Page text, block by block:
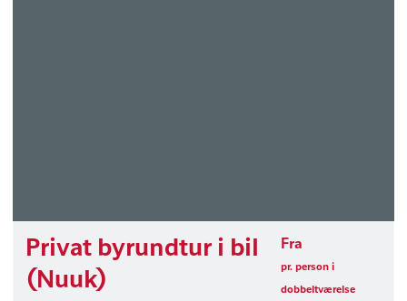
Privat byrundtur i bil
(Nuuk)
Fra
pr. person i
dobbeltværelse